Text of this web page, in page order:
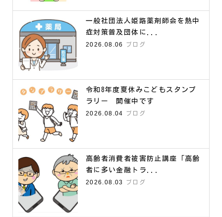
一般社団法人姫路薬剤師会を熱中
症対策普及団体に...
2026.08.06
ブログ
令和8年度夏休みこどもスタンプ
ラリー 開催中です
2026.08.04
ブログ
高齢者消費者被害防止講座「高齢
者に多い金融トラ...
2026.08.03
ブログ